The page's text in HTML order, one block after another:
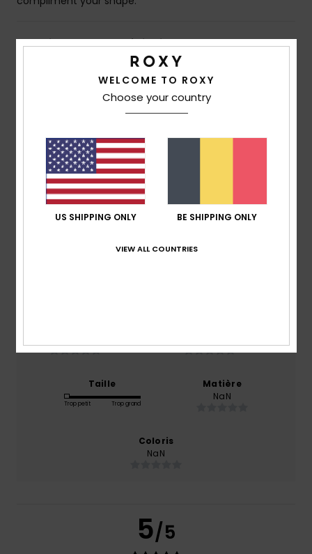
Details & caractéristiques
Livraison & Retours
Avis clients
Note moyenne
5.0
Taille
Trop petit Trop grand
Matière
NaN
Coloris
NaN
5/5
WELCOME TO ROXY
Choose your country
US SHIPPING ONLY BE SHIPPING ONLY
VIEW ALL COUNTRIES